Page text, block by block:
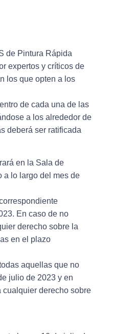
de Pintura Rápida
expertos y críticos de
los que opten a los
de cada una de las
a los alrededor de
deberá ser ratificada
en la Sala de
a lo largo del mes de
En caso de no
derecho sobre la
en el plazo
aquellas que no
julio de 2023 y en
cualquier derecho sobre